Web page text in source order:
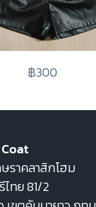
฿300
ษราคลาสิกโฮม
ทย 81/2